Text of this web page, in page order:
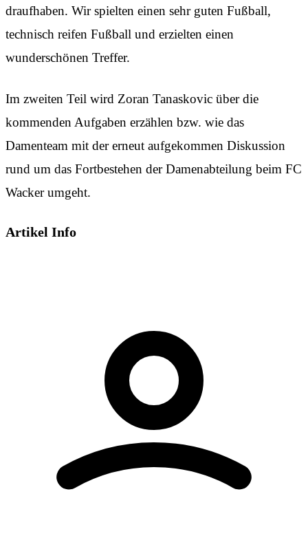
draufhaben. Wir spielten einen sehr guten Fußball,
technisch reifen Fußball und erzielten einen
wunderschönen Treffer.
Im zweiten Teil wird Zoran Tanaskovic über die
kommenden Aufgaben erzählen bzw. wie das
Damenteam mit der erneut aufgekommen Diskussion
rund um das Fortbestehen der Damenabteilung beim FC
Wacker umgeht.
Artikel Info